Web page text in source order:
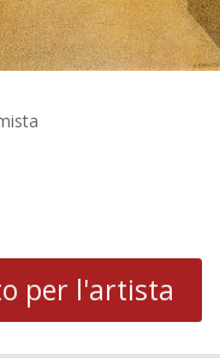
per l'artista